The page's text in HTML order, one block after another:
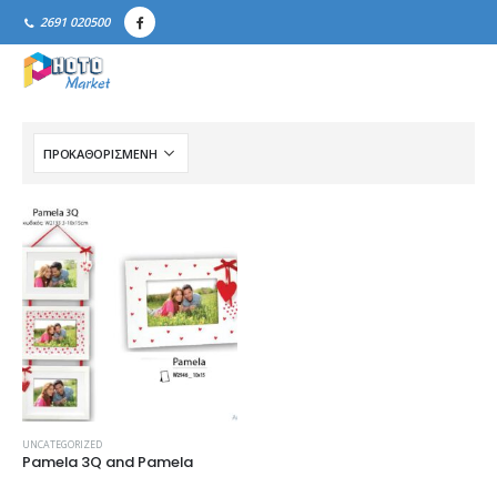
2691 020500
UNCATEGORIZED
Pamela 3Q and Pamela